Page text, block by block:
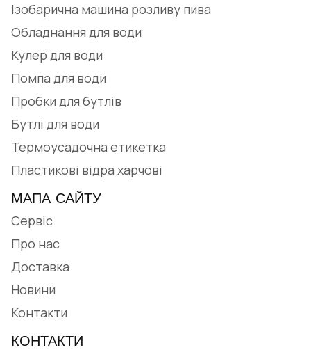
Ізобарична машина розливу пива
Обладнання для води
Кулер для води
Помпа для води
Пробки для бутлів
Бутлі для води
Термоусадочна етикетка
Пластикові відра харчові
МАПА САЙТУ
Сервіс
Про нас
Доставка
Новини
Контакти
КОНТАКТИ